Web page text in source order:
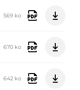
569 ko
670 ko
642 ko